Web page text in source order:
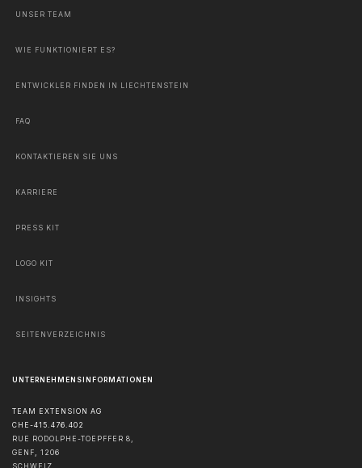
UNSER TEAM
WIE FUNKTIONIERT ES?
ENTWICKLER FINDEN IN LIECHTENSTEIN
FAQ
KONTAKTIEREN SIE UNS
KARRIERE
PRESS KIT
LOGO KIT
INSIGHTS
SEITENVERZEICHNIS
UNTERNEHMENSINFORMATIONEN
TEAM EXTENSION AG
CHE-415.476.402
RUE RODOLPHE-TOEPFFER 8,
GENF, 1206